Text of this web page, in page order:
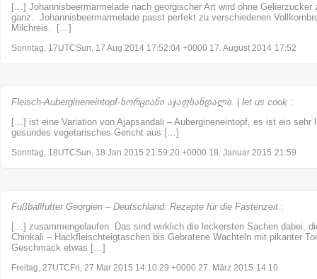
[…] Johannisbeermarmelade nach georgischer Art wird ohne Gelierzucker
ganz. Johannisbeermarmelade passt perfekt zu verschiedenen
Milchreis. […]
Sonntag, 17UTCSun, 17 Aug 2014 17:52:04 +0000 17. August 2014 17:52
Fleisch-Aubergineneintopf-ხორციანი აჯაფსანდალი. | let us cook :
[…] ist eine Variation von Ajapsandali – Aubergineneintopf, es ist ein sehr
gesundes vegetarisches Gericht aus […]
Sonntag, 18UTCSun, 18 Jan 2015 21:59:20 +0000 18. Januar 2015 21:59
Fußballfutter Georgien – Deutschland: Rezepte für die Fastenzeit :
[…] zusammengelaufen. Das sind wirklich die leckersten Sachen dabei,
Chinkali – Hackfleischteigtaschen bis Gebratene Wachteln mit pikanter
Geschmack etwas […]
Freitag, 27UTCFri, 27 Mar 2015 14:10:29 +0000 27. März 2015 14:10